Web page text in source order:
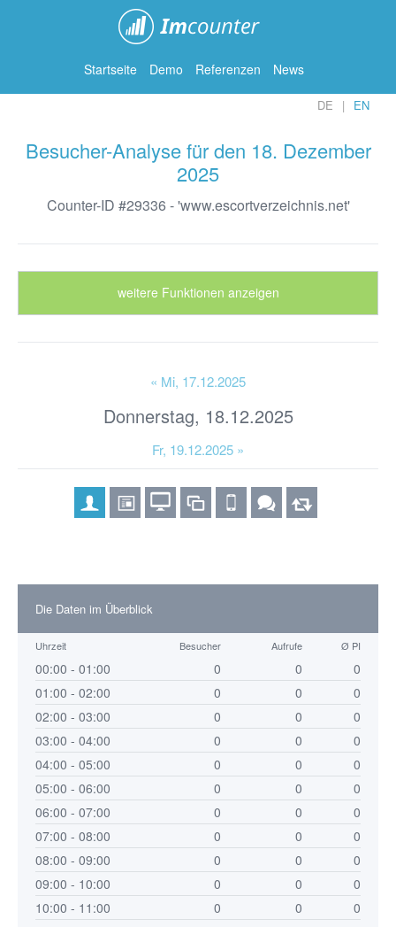
Startseite Demo Referenzen News
DE EN
Besucher-Analyse für den 18. Dezember
2025
Counter-ID #29336 - 'www.escortverzeichnis.net'
weitere Funktionen anzeigen
« Mi, 17.12.2025
Donnerstag, 18.12.2025
Fr, 19.12.2025 »
Die Daten im Überblick
Uhrzeit Besucher Aufrufe Ø PI
00:00 - 01:00 0 0
0
01:00 - 02:00
0 0
0
02:00 - 03:00
0 0
0
03:00 - 04:00
0 0
0
04:00 - 05:00
0 0
0
05:00 - 06:00
0 0
0
06:00 - 07:00
0 0
0
07:00 - 08:00
0 0
0
08:00 - 09:00
0 0
0
09:00 - 10:00
0 0
0
10:00 - 11:00
0 0
0